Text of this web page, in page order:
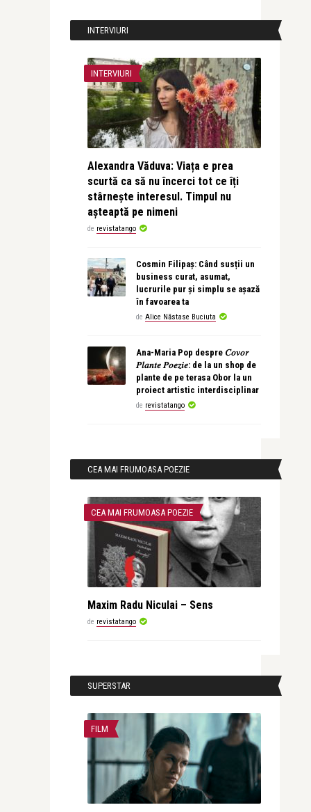
INTERVIURI
INTERVIURI
Alexandra Văduva: Viața e prea
scurtă ca să nu încerci tot ce îți
stârnește interesul. Timpul nu
așteaptă pe nimeni
de revistatango
Cosmin Filipaș: Când susții un
business curat, asumat,
lucrurile pur și simplu se așază
în favoarea ta
de Alice Năstase Buciuta
Ana-Maria Pop despre 𝐶𝑜𝑣𝑜𝑟
𝑃𝑙𝑎𝑛𝑡𝑒 𝑃𝑜𝑒𝑧𝑖𝑒: de la un shop de
plante de pe terasa Obor la un
proiect artistic interdisciplinar
de revistatango
CEA MAI FRUMOASA POEZIE
CEA MAI FRUMOASA POEZIE
Maxim Radu Niculai – Sens
de revistatango
SUPERSTAR
FILM